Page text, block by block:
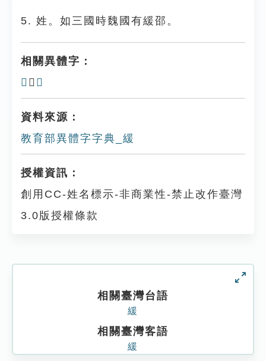
5. 姓。如三國時魏國有緩邵。
相關異體字：
𦇻 、 𦅻
資料來源：
教育部異體字字典_緩
授權資訊：
創用CC-姓名標示-非商業性-禁止改作臺灣
3.0版授權條款
相關臺灣台語
緩
相關臺灣客語
緩